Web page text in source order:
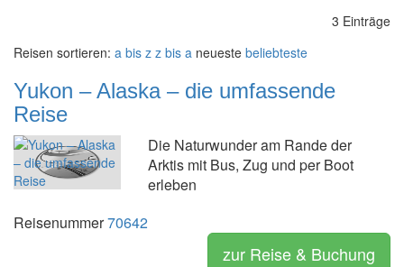
3 Einträge
Reisen sortieren: a bis z z bis a neueste beliebteste
Yukon – Alaska – die umfassende
Reise
Die Naturwunder am Rande der
Arktis mit Bus, Zug und per Boot
erleben
Reisenummer70642
zur Reise & Buchung